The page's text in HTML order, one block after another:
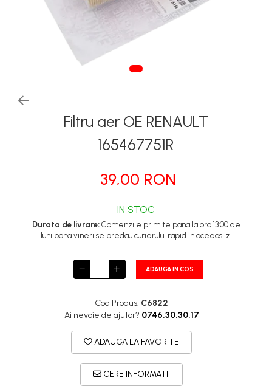
Tapiterii | Textile | Piele
Bord | Plastice Interioare
Parfumuri | Odorizante
PROTECTIE | COATING CERAMIC
POLISH | SLEFUIRE | BURETI
Filtru aer OE RENAULT
165467751R
39,00 RON
IN STOC
Durata de livrare:Comenzile primite pana la ora 13:00 de
luni pana vineri se predau curierului rapid in aceeasi zi
ADAUGA IN COS
Cod Produs: C6822
Ai nevoie de ajutor? 0746.30.30.17
ADAUGA LA FAVORITE
CERE INFORMATII